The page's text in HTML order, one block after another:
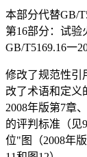
本部分代替GB/
第16部分：试验
GB/T5169.16一
修改了规范性引
改了术语和定义
2008年版第7章
的评判标准（见
位"图（2008年